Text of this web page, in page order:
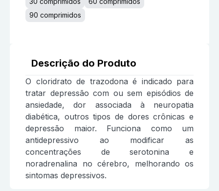
90 comprimidos
Descrição do Produto
O cloridrato de trazodona é indicado para
tratar depressão com ou sem episódios de
ansiedade, dor associada à neuropatia
diabética, outros tipos de dores crônicas e
depressão maior. Funciona como um
antidepressivo ao modificar as
concentrações de serotonina e
noradrenalina no cérebro, melhorando os
sintomas depressivos.